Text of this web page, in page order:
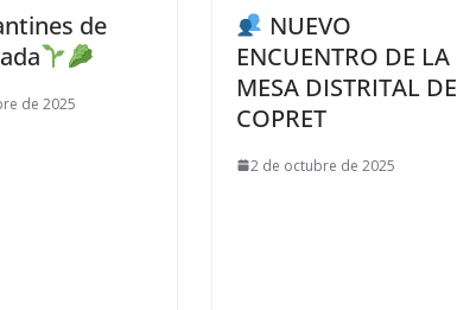
de
de 2025
NUEVO
ENCUENTRO DE LA
MESA DISTRITAL DE
COPRET
2 de octubre de 2025